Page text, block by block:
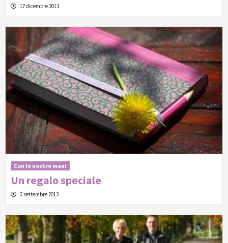
17 dicembre 2013
Con le nostre mani
Un regalo speciale
2 settembre 2013